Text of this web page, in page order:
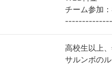
チーム参加
高校生以上
サルンボの